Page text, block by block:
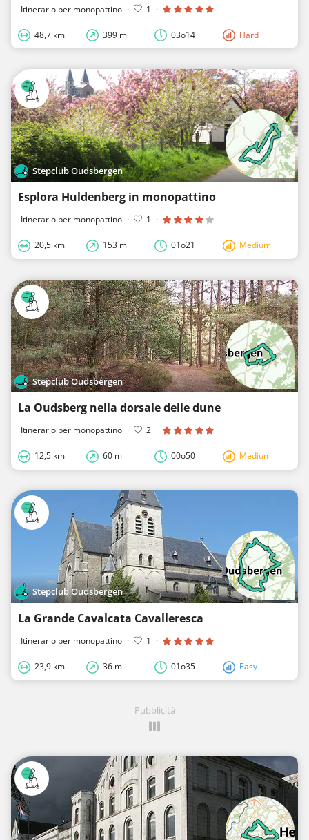
Itinerario per monopattino · 1 ·
48,7 km 399 m 03o14 Hard
Stepclub Oudsbergen
Esplora Huldenberg in monopattino
Itinerario per monopattino · 1 ·
20,5 km 153 m 01o21 Medium
Stepclub Oudsbergen
La Oudsberg nella dorsale delle dune
Itinerario per monopattino · 2 ·
12,5 km 60 m 00o50 Medium
Stepclub Oudsbergen
La Grande Cavalcata Cavalleresca
Itinerario per monopattino · 1 ·
23,9 km 36 m 01o35 Easy
Pubblicità